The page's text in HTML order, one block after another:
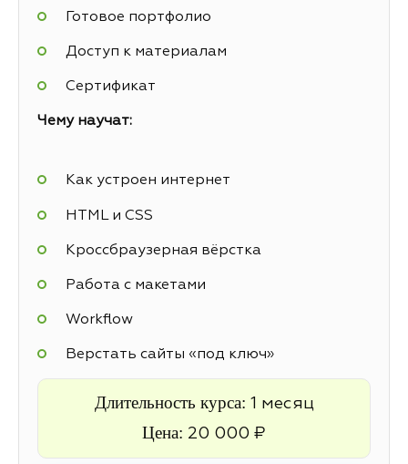
Готовое портфолио
Доступ к материалам
Сертификат
Чему научат:
Как устроен интернет
HTML и CSS
Кроссбраузерная вёрстка
Работа с макетами
Workflow
Верстать сайты «под ключ»
Длительность курса: 1 месяц
Цена: 20 000 ₽